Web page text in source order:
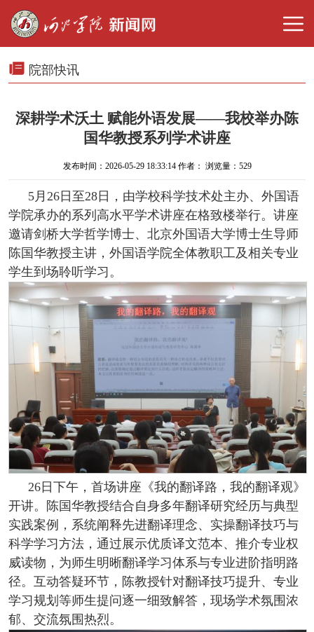
院部快讯
深耕学术沃土 赋能外语发展——我校举办陈
国华教授系列学术讲座
发布时间：2026-05-29 18:33:14 作者： 浏览量： 529
5月26日至28日，由学校科学技术处主办、外国语
学院承办的系列高水平学术讲座在格致楼举行。讲座
邀请剑桥大学哲学博士、北京外国语大学博士生导师
陈国华教授主讲，外国语学院全体教职工及相关专业
学生到场聆听学习。
26日下午，首场讲座《我的翻译路，我的翻译观》
开讲。陈国华教授结合自身多年翻译研究经历与典型
实践案例，系统阐释先进翻译理念、实操翻译技巧与
科学学习方法，通过展示优质译文范本、推介专业权
威读物，为师生明晰翻译学习体系与专业进阶指明路
径。互动答疑环节，陈教授针对翻译技巧提升、专业
学习规划等师生提问逐一细致解答，现场学术氛围浓
郁、交流氛围热烈。